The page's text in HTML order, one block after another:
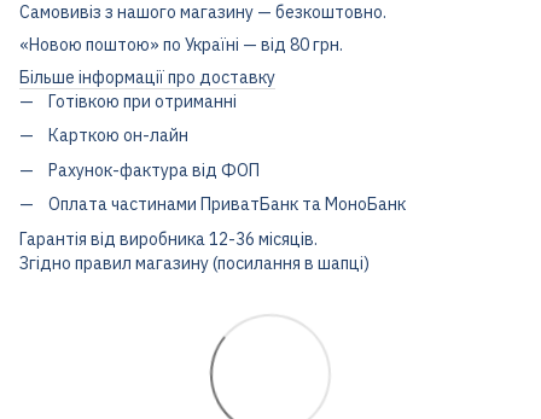
Самовивіз з нашого магазину — безкоштовно.
«Новою поштою» по Україні — від 80 грн.
Більше інформації про доставку
Готівкою при отриманні
Карткою он-лайн
Рахунок-фактура від ФОП
Оплата частинами ПриватБанк та МоноБанк
Гарантія від виробника 12-36 місяців.
Згідно правил магазину (посилання в шапці)